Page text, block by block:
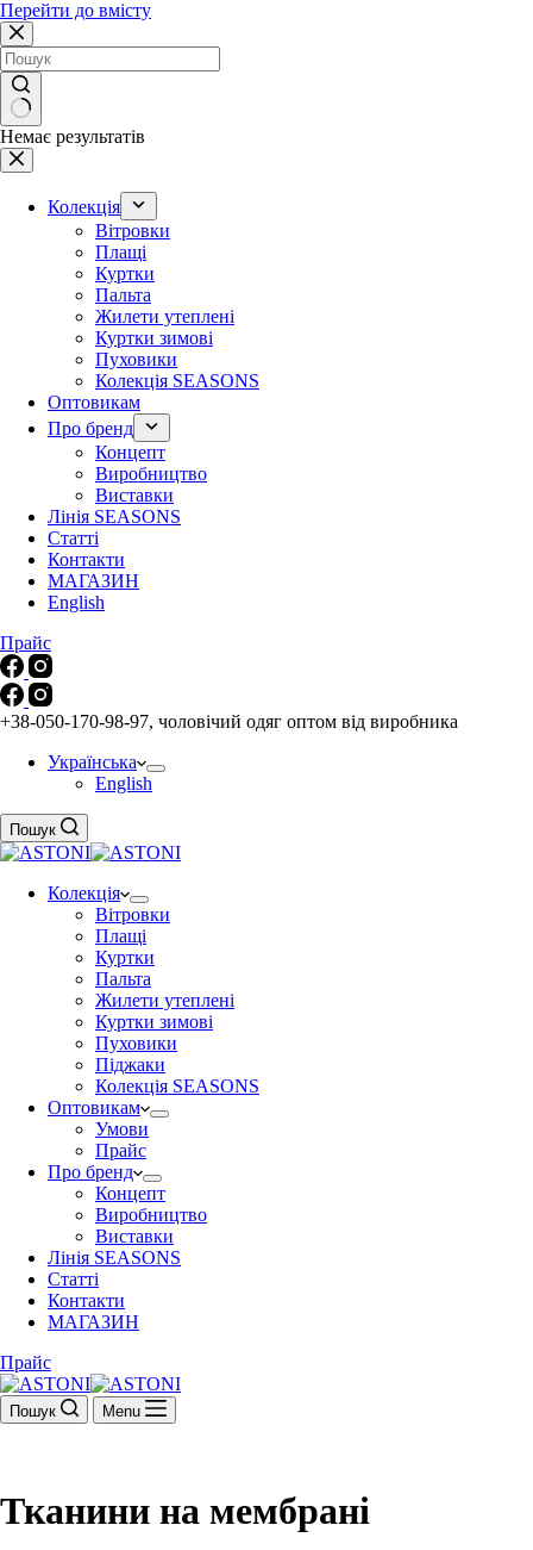
Перейти до вмісту
Немає результатів
Колекція
Вітровки
Плащі
Куртки
Пальта
Жилети утеплені
Куртки зимові
Пуховики
Колекція SEASONS
Оптовикам
Про бренд
Концепт
Виробництво
Виставки
Лінія SEASONS
Статті
Контакти
МАГАЗИН
English
Прайс
+38-050-170-98-97, чоловічий одяг оптом від виробника
Українська
English
Пошук
Колекція
Вітровки
Плащі
Куртки
Пальта
Жилети утеплені
Куртки зимові
Пуховики
Піджаки
Колекція SEASONS
Оптовикам
Умови
Прайс
Про бренд
Концепт
Виробництво
Виставки
Лінія SEASONS
Статті
Контакти
МАГАЗИН
Прайс
Пошук Menu
Тканини на мембрані